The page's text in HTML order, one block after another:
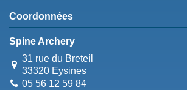
Coordonnées
Spine Archery
31 rue du Breteil
33320 Eysines
05 56 12 59 84